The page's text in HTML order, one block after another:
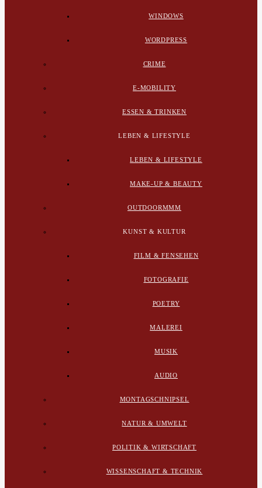
WINDOWS
WORDPRESS
CRIME
E-MOBILITY
ESSEN & TRINKEN
LEBEN & LIFESTYLE
LEBEN & LIFESTYLE
MAKE-UP & BEAUTY
OUTDOORMMM
KUNST & KULTUR
FILM & FENSEHEN
FOTOGRAFIE
POETRY
MALEREI
MUSIK
AUDIO
MONTAGSCHNIPSEL
NATUR & UMWELT
POLITIK & WIRTSCHAFT
WISSENSCHAFT & TECHNIK